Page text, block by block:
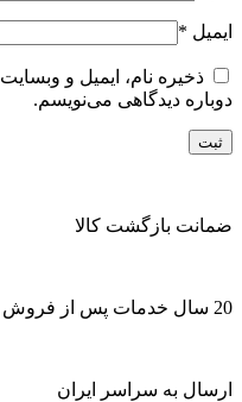
ایمیل *
ذخیره نام، ایمیل و
دوباره دیدگاهی می‌نویسم.
ضمانت بازگشت کالا
20 سال خدمات پس از فروش
ارسال به سراسر ایران